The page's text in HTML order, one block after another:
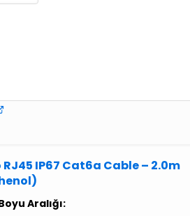
RJ45 IP67 Cat6a Cable – 2.0m
Aralığı: